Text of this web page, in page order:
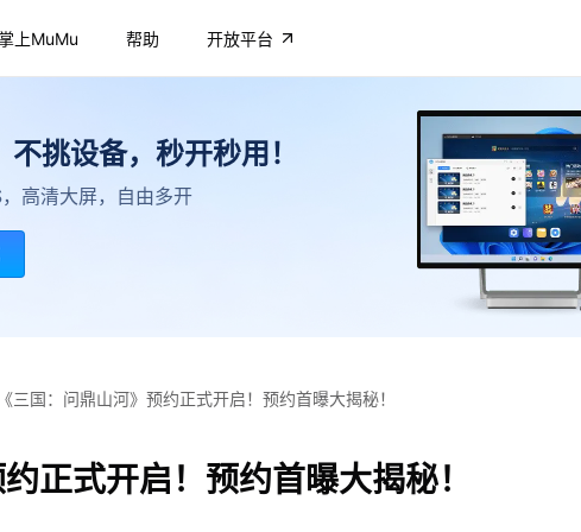
掌上MuMu 帮助 开放平台
挑设备，秒开秒用！
高清大屏，自由多开
《三国：问鼎山河》预约正式开启！预约首曝大揭秘！
正式开启！预约首曝大揭秘！